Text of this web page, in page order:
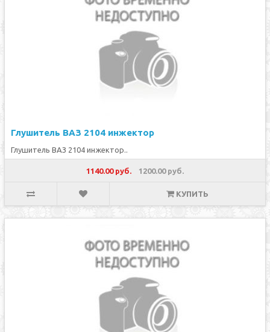
Глушитель ВАЗ 2104 инжектор
Глушитель ВАЗ 2104 инжектор..
1140.00 руб. 1200.00 руб.
КУПИТЬ